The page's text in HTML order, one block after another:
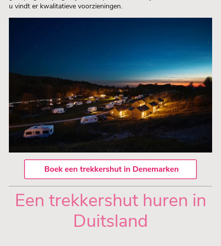
u vindt er kwalitatieve voorzieningen.
Een trekkershut huren in
Duitsland